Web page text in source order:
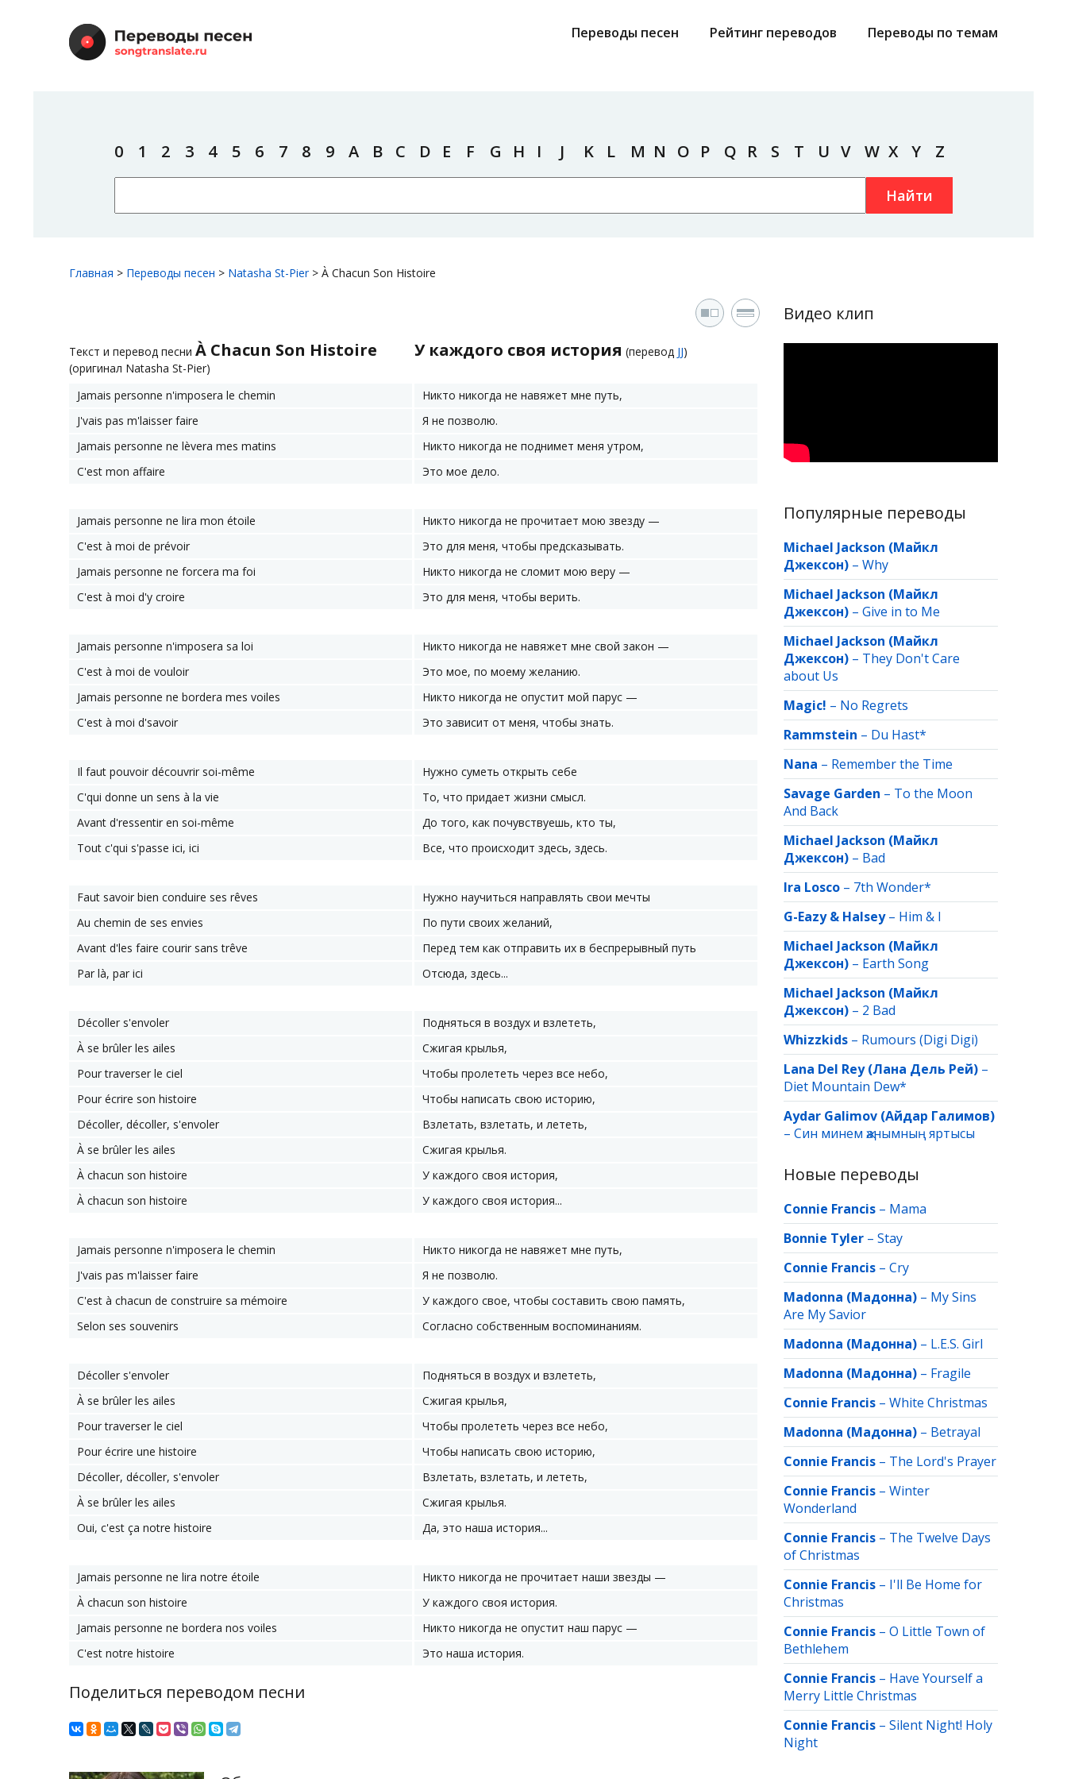
Переводы песен Рейтинг переводов Переводы по темам
0 1 2 3 4 5 6 7 8 9 A B C D E F G H I J K L M N O P Q R S T U V W X Y Z
Найти
Главная > Переводы песен > Natasha St-Pier> À Chacun Son Histoire
Текст и перевод песни À Chacun Son Histoire
(оригинал Natasha St-Pier)
У каждого своя история (перевод JJ)
Jamais personne n'imposera le chemin
Никто никогда не навяжет мне путь,
J'vais pas m'laisser faire
Я не позволю.
Jamais personne ne lèvera mes matins
Никто никогда не поднимет меня утром,
C'est mon affaire
Это мое дело.
Jamais personne ne lira mon étoile
Никто никогда не прочитает мою звезду —
C'est à moi de prévoir
Это для меня, чтобы предсказывать.
Jamais personne ne forcera ma foi
Никто никогда не сломит мою веру —
C'est à moi d'y croire
Это для меня, чтобы верить.
Jamais personne n'imposera sa loi
Никто никогда не навяжет мне свой закон —
C'est à moi de vouloir
Это мое, по моему желанию.
Jamais personne ne bordera mes voiles
Никто никогда не опустит мой парус —
C'est à moi d'savoir
Это зависит от меня, чтобы знать.
Il faut pouvoir découvrir soi-même
Нужно суметь открыть себе
C'qui donne un sens à la vie
То, что придает жизни смысл.
Avant d'ressentir en soi-même
До того, как почувствуешь, кто ты,
Tout c'qui s'passe ici, ici
Все, что происходит здесь, здесь.
Faut savoir bien conduire ses rêves
Нужно научиться направлять свои мечты
Au chemin de ses envies
По пути своих желаний,
Avant d'les faire courir sans trêve
Перед тем как отправить их в беспрерывный путь
Par là, par ici
Отсюда, здесь...
Décoller s'envoler
Подняться в воздух и взлететь,
À se brûler les ailes
Сжигая крылья,
Pour traverser le ciel
Чтобы пролететь через все небо,
Pour écrire son histoire
Чтобы написать свою историю,
Décoller, décoller, s'envoler
Взлетать, взлетать, и лететь,
À se brûler les ailes
Сжигая крылья.
À chacun son histoire
У каждого своя история,
À chacun son histoire
У каждого своя история...
Jamais personne n'imposera le chemin
Никто никогда не навяжет мне путь,
J'vais pas m'laisser faire
Я не позволю.
C'est à chacun de construire sa mémoire
У каждого свое, чтобы составить свою память,
Selon ses souvenirs
Согласно собственным воспоминаниям.
Décoller s'envoler
Подняться в воздух и взлететь,
À se brûler les ailes
Сжигая крылья,
Pour traverser le ciel
Чтобы пролететь через все небо,
Pour écrire une histoire
Чтобы написать свою историю,
Décoller, décoller, s'envoler
Взлетать, взлетать, и лететь,
À se brûler les ailes
Сжигая крылья.
Oui, c'est ça notre histoire
Да, это наша история...
Jamais personne ne lira notre étoile
Никто никогда не прочитает наши звезды —
À chacun son histoire
У каждого своя история.
Jamais personne ne bordera nos voiles
Никто никогда не опустит наш парус —
C'est notre histoire
Это наша история.
Поделиться переводом песни
Видео клип
Популярные переводы
Michael Jackson (Майкл
Джексон) – Why
Michael Jackson (Майкл
Джексон) – Give in to Me
Michael Jackson (Майкл
Джексон) – They Don't Care
about Us
Magic! – No Regrets
Rammstein – Du Hast*
Nana – Remember the Time
Savage Garden – To the Moon
And Back
Michael Jackson (Майкл
Джексон) – Bad
Ira Losco – 7th Wonder*
G-Eazy & Halsey– Him & I
Michael Jackson (Майкл
Джексон) – Earth Song
Michael Jackson (Майкл
Джексон) – 2 Bad
Whizzkids – Rumours (Digi Digi)
Lana Del Rey (Лана Дель Рей) –
Diet Mountain Dew*
Aydar Galimov (Айдар Галимов)
– Син минем җанымның яртысы
Новые переводы
Connie Francis – Mama
Bonnie Tyler – Stay
Connie Francis – Cry
Madonna (Мадонна) – My Sins
Are My Savior
Madonna (Мадонна) – L.E.S. Girl
Madonna (Мадонна) – Fragile
Connie Francis – White Christmas
Madonna (Мадонна) – Betrayal
Connie Francis – The Lord's Prayer
Connie Francis – Winter
Wonderland
Connie Francis – The Twelve Days
of Christmas
Connie Francis – I'll Be Home for
Christmas
Connie Francis – O Little Town of
Bethlehem
Connie Francis – Have Yourself a
Merry Little Christmas
Connie Francis – Silent Night! Holy
Night